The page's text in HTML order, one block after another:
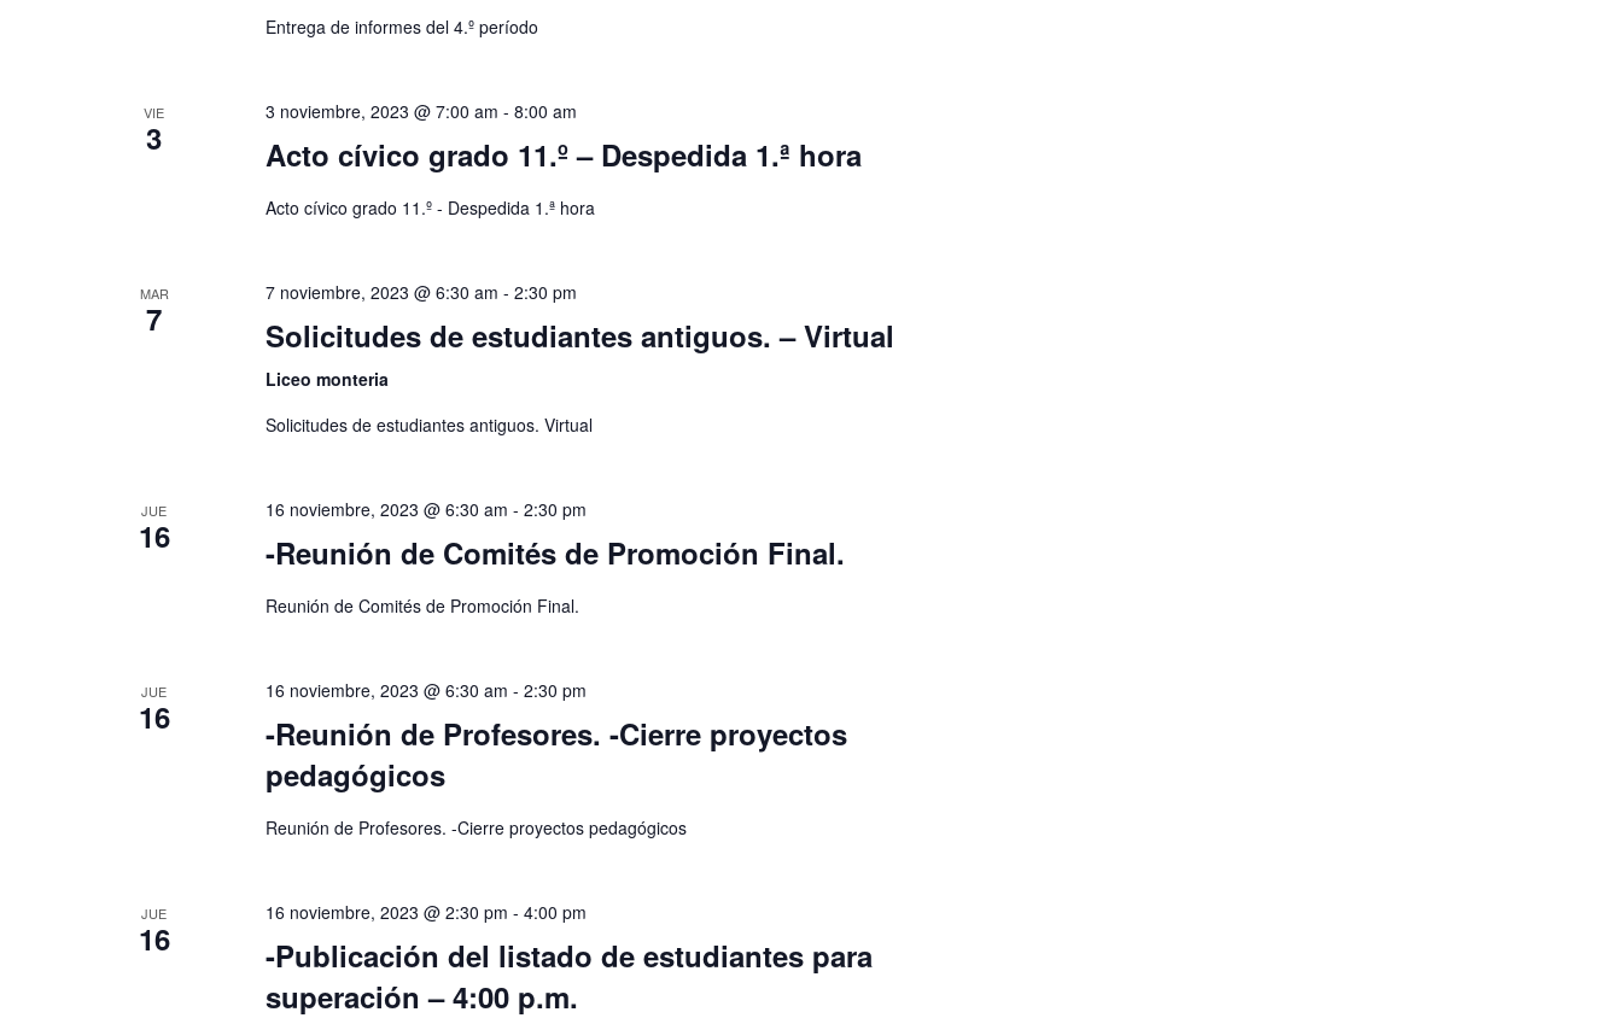
Entrega de informes del 4.º período
VIE
3
3 noviembre, 2023 @ 7:00 am - 8:00 am
Acto cívico grado 11.º – Despedida 1.ª hora
Acto cívico grado 11.º - Despedida 1.ª hora
MAR
7
7 noviembre, 2023 @ 6:30 am - 2:30 pm
Solicitudes de estudiantes antiguos. – Virtual
Liceo monteria
Solicitudes de estudiantes antiguos. Virtual
JUE
16
16 noviembre, 2023 @ 6:30 am - 2:30 pm
-Reunión de Comités de Promoción Final.
Reunión de Comités de Promoción Final.
JUE
16
16 noviembre, 2023 @ 6:30 am - 2:30 pm
-Reunión de Profesores. -Cierre proyectos
pedagógicos
Reunión de Profesores. -Cierre proyectos pedagógicos
JUE
16
16 noviembre, 2023 @ 2:30 pm - 4:00 pm
-Publicación del listado de estudiantes para
superación – 4:00 p.m.